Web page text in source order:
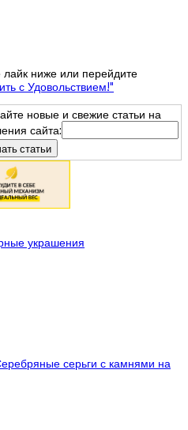
ниже или перейдите
с Удовольствием!"
новые и свежие статьи на
сайта:
украшения
серьги с камнями на